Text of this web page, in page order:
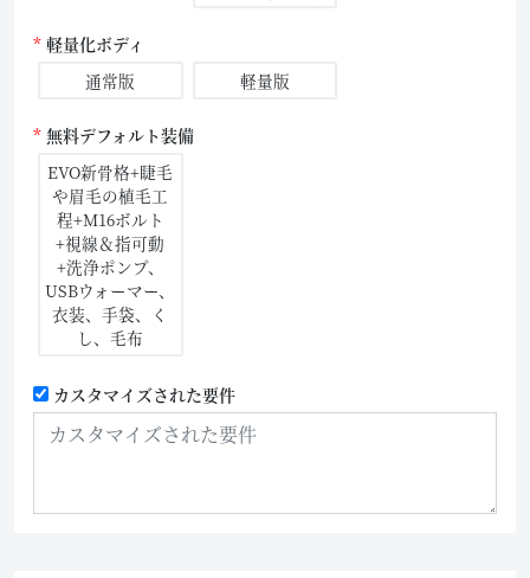
軽量化ボディ
通常版
軽量版
無料デフォルト装備
EVO新骨格+睫毛
や眉毛の植毛工
程+M16ボルト
+視線＆指可動
+洗浄ポンプ、
USBウォーマー、
衣装、手袋、く
し、毛布
カスタマイズされた要件